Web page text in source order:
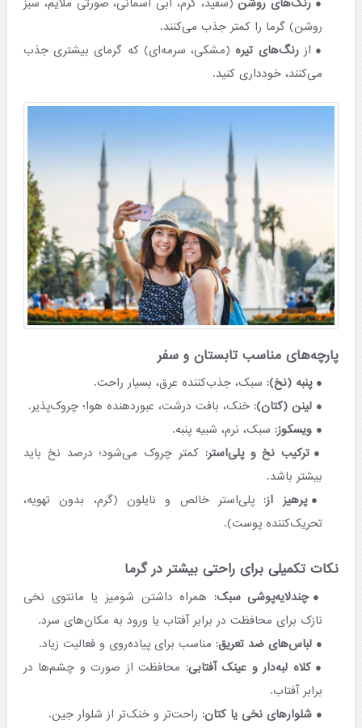
رنگ‌های روشن(سفید، کرم، آبی آسمانی، صورتی ملایم، سبز
روشن) گرما را کمتر جذب می‌کنند.
ازرنگ‌های تیره(مشکی، سرمه‌ای) که گرمای بیشتری جذب
می‌کنند، خودداری کنید.
پارچه‌های مناسب تابستان و سفر
پنبه (نخ): سبک، جذب‌کننده عرق، بسیار راحت.
لینن (کتان): خنک، بافت درشت، عبوردهنده هوا؛ چروک‌پذیر.
ویسکوز: سبک، نرم، شبیه پنبه.
ترکیب نخ و پلی‌استر: کمتر چروک می‌شود؛ درصد نخ باید
بیشتر باشد.
پرهیز از: پلی‌استر خالص و نایلون (گرم، بدون تهویه،
تحریک‌کننده پوست).
نکات تکمیلی برای راحتی بیشتر در گرما
چندلایه‌پوشی سبک: همراه داشتن شومیز یا مانتوی نخی
نازک برای محافظت در برابر آفتاب یا ورود به مکان‌های سرد.
لباس‌های ضد تعریق: مناسب برای پیاده‌روی و فعالیت زیاد.
کلاه لبه‌دار و عینک آفتابی: محافظت از صورت و چشم‌ها در
برابر آفتاب.
شلوارهای نخی یا کتان: راحت‌تر و خنک‌تر از شلوار جین.